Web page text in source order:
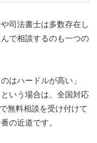
司法書士は多数存在し
で相談するのも一つの
はハードルが高い」
いう場合は、全国対応
無料相談を受け付けて
の近道です。